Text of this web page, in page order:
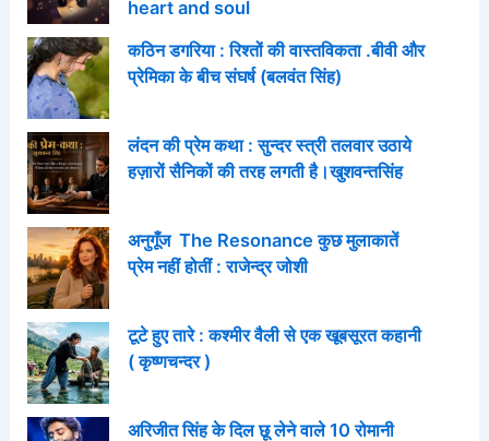
heart and soul
कठिन डगरिया : रिश्तों की वास्तविकता .बीवी और
प्रेमिका के बीच संघर्ष (बलवंत सिंह)
लंदन की प्रेम कथा : सुन्दर स्त्री तलवार उठाये
हज़ारों सैनिकों की तरह लगती है।खुशवन्तसिंह
अनुगूँज The Resonance कुछ मुलाकातें
प्रेम नहीं होतीं : राजेन्द्र जोशी
टूटे हुए तारे : कश्मीर वैली से एक खूबसूरत कहानी
( कृष्णचन्दर )
अरिजीत सिंह के दिल छू लेने वाले 10 रोमानी